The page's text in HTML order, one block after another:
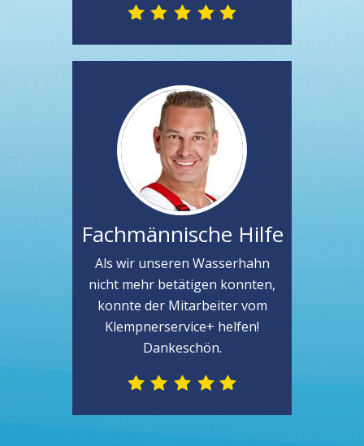
Fachmännische Hilfe
Als wir unseren Wasserhahn
nicht mehr betätigen konnten,
konnte der Mitarbeiter vom
Klempnerservice+ helfen!
Dankeschön.